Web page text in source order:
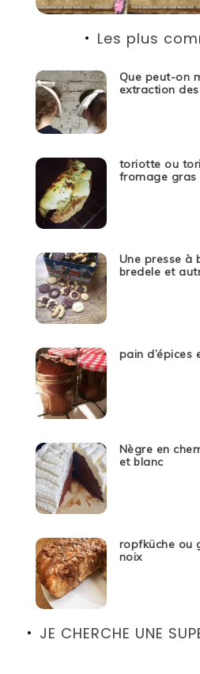
Les plus
Que peut-on
extraction
toriotte ou
fromage gras
Une presse à
bredele et
pain d’épices
Nègre en
et blanc
ropfküche ou
noix
JE CHERCHE UNE